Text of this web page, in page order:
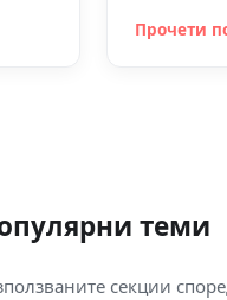
Прочети
теми
секции